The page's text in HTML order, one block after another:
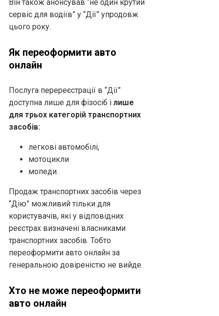
Він також анонсував “не один крутий
сервіс для водіїв” у “Дії” упродовж
цього року.
Як переоформити авто
онлайн
Послуга перереєстрації в “Дії”
доступна лише для фізосіб і лише
для трьох категорій транспортних
засобів:
легкові автомобілі,
мотоцикли
мопеди.
Продаж транспортних засобів через
“Дію” можливий тільки для
користувачів, які у відповідних
реєстрах визначені власниками
транспортних засобів. Тобто
переоформити авто онлайн за
генеральною довіреністю не вийде.
Хто не може переоформити
авто онлайн